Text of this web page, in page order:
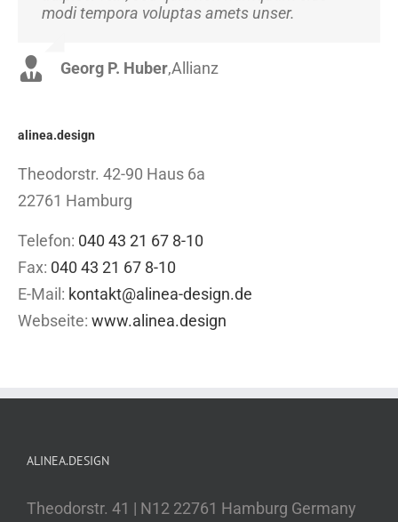
modi tempora voluptas amets unser.
Georg P. Huber,Allianz
arcu sadips ipsums fugiats nemis.
Luke Beck,Theme Fusion
alinea.design
Theodorstr. 42-90 Haus 6a
22761 Hamburg
Telefon: 040 43 21 67 8-10
Fax: 040 43 21 67 8-10
E-Mail: kontakt@alinea-design.de
Webseite: www.alinea.design
ALINEA.DESIGN
Theodorstr. 41 | N12 22761 Hamburg Germany